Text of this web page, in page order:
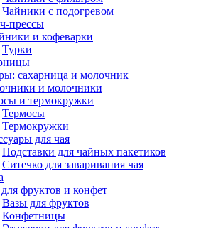
Чайники с подогревом
прессы
и кофеварки
Турки
сахарница и молочник
и молочники
и термокружки
Термосы
Термокружки
для чая
Подставки для чайных пакетиков
Ситечко для заваривания чая
фруктов и конфет
Вазы для фруктов
Конфетницы